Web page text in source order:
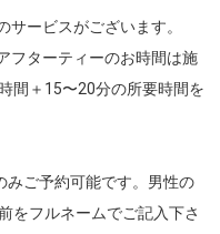
サービスがございます。
フターティーのお時間は施
間＋15〜20分の所要時間を
みご予約可能です。男性の
をフルネームでご記入下さ